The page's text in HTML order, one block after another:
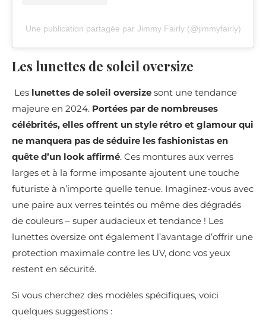
Une publication partagée par Jimmy Fairly (@jimmyfairly)
Les lunettes de soleil oversize
Les lunettes de soleil oversize sont une tendance
majeure en 2024. Portées par de nombreuses
célébrités, elles offrent un style rétro et glamour qui
ne manquera pas de séduire les fashionistas en
quête d’un look affirmé. Ces montures aux verres
larges et à la forme imposante ajoutent une touche
futuriste à n’importe quelle tenue. Imaginez-vous avec
une paire aux verres teintés ou même des dégradés
de couleurs – super audacieux et tendance ! Les
lunettes oversize ont également l’avantage d’offrir une
protection maximale contre les UV, donc vos yeux
restent en sécurité.
Si vous cherchez des modèles spécifiques, voici
quelques suggestions :